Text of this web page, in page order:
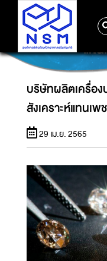
บริษัทผลิตเครื่อง
แทน
บริษัทผลิตเครื่อง
สังเคราะห์แทนเพ
29 เม.ย. 2565